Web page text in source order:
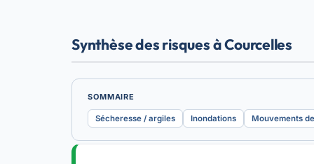
Synthèse des risques à Courcelles
SOMMAIRE
Sécheresse / argiles Inondations Mouvements